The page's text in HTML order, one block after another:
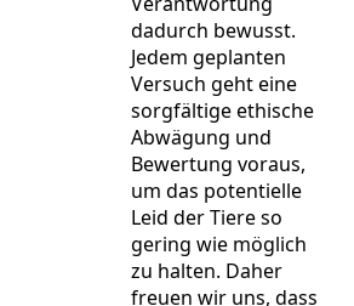
dadurch bewusst.
Jedem geplanten
Versuch geht eine
sorgfältige ethische
Abwägung und
Bewertung voraus,
um das potentielle
Leid der Tiere so
gering wie möglich
zu halten. Daher
freuen wir uns, dass